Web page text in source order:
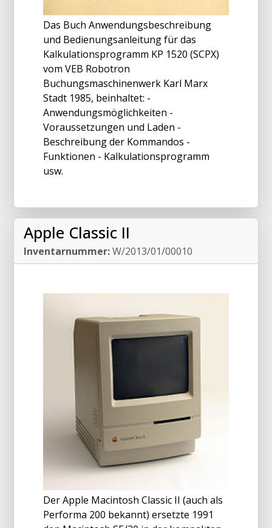
Das Buch Anwendungsbeschreibung
und Bedienungsanleitung für das
Kalkulationsprogramm KP 1520 (SCPX)
vom VEB Robotron
Buchungsmaschinenwerk Karl Marx
Stadt 1985, beinhaltet: -
Anwendungsmöglichkeiten -
Voraussetzungen und Laden -
Beschreibung der Kommandos -
Funktionen - Kalkulationsprogramm
usw.
Apple Classic II
Inventarnummer:W/2013/01/00010
Der Apple Macintosh Classic II (auch als
Performa 200 bekannt) ersetzte 1991